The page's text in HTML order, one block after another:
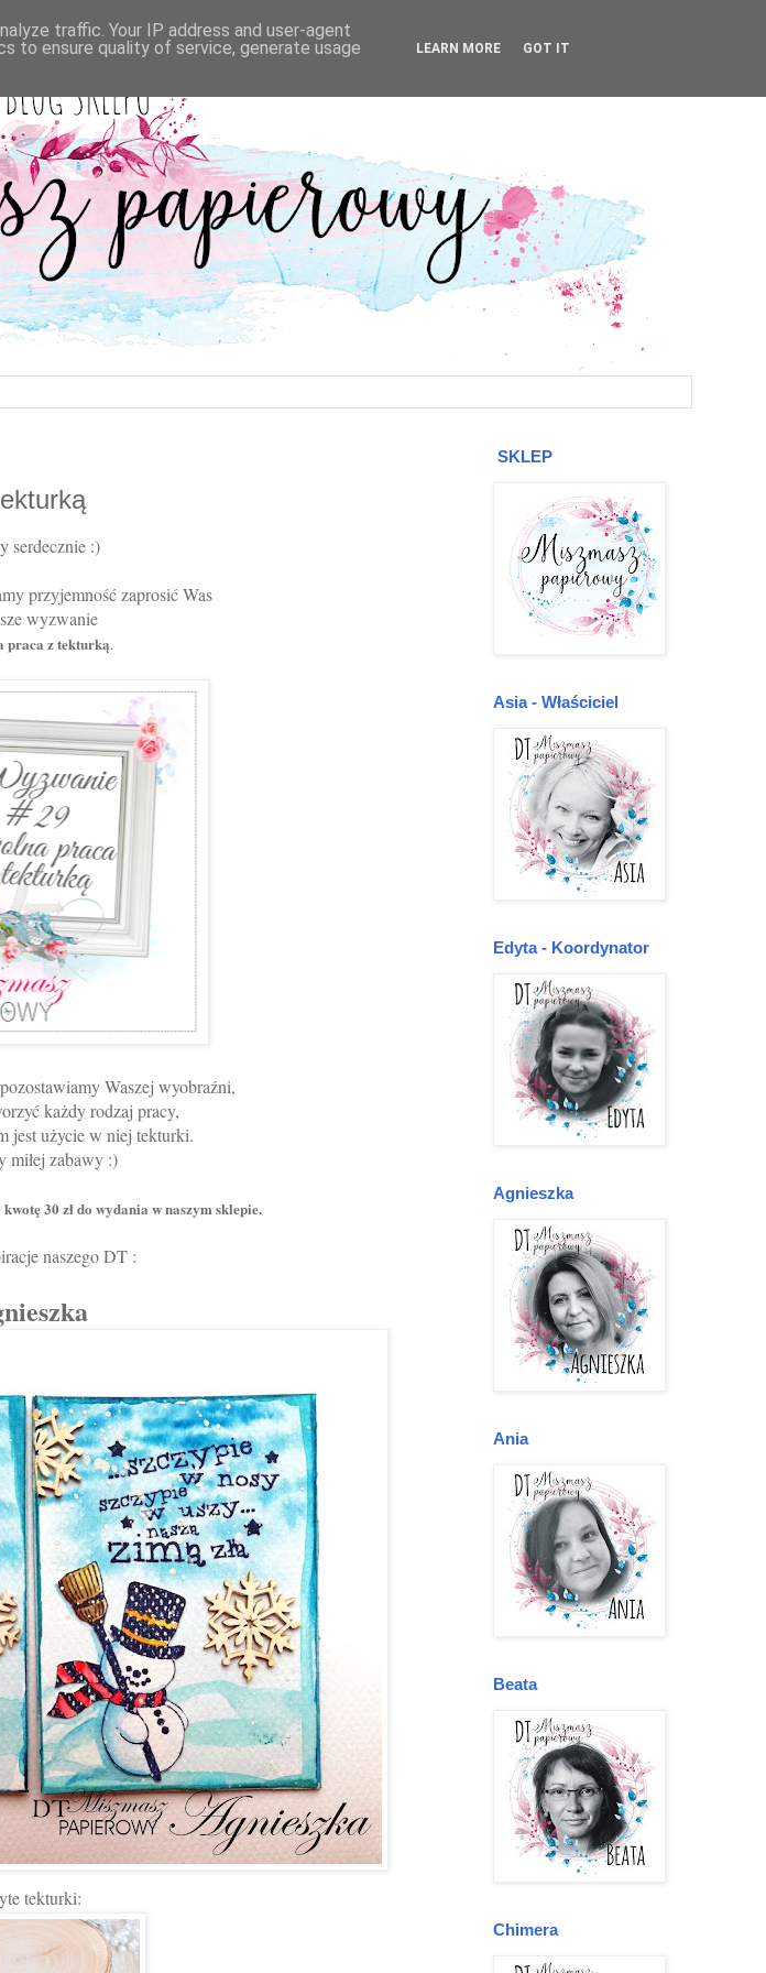
serdecznie :)
przyjemność zaprosić Was
wyzwanie
praca z tekturką.
Waszej wyobraźni,
każdy rodzaj pracy,
jest użycie w niej tekturki.
miłej zabawy :)
30 zł do wydania w naszym sklepie.
naszego DT :
tekturki:
SKLEP
Asia - Właściciel
Edyta - Koordynator
Agnieszka
Ania
Beata
Chimera
traffic. Your IP address and user-agent
to ensure quality of service, generate usage
LEARN MORE GOT IT